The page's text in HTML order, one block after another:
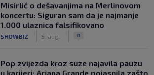
Misirlić o dešavanjima na Merlinovom
koncertu: Siguran sam da je najmanje
1.000 ulaznica falsifikovano
SHOWBIZ 5. aug. 0
Pop zvijezda kroz suze najavila pauzu
u karijeri: Ariana Grande pojasnila zašto